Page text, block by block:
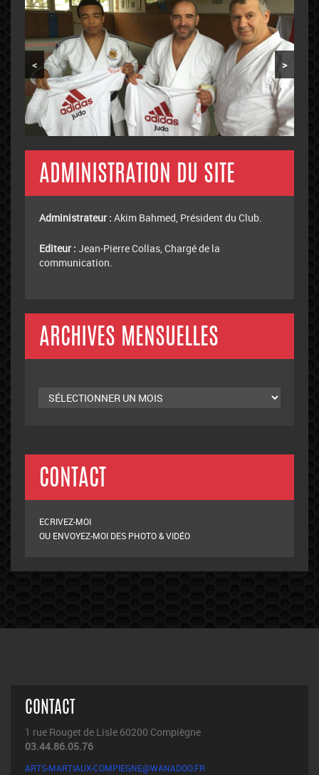
< >
ADMINISTRATION DU SITE
Administrateur : Akim Bahmed, Président du Club.
Editeur : Jean-Pierre Collas, Chargé de la
communication.
ARCHIVES MENSUELLES
CONTACT
ECRIVEZ-MOI
OU ENVOYEZ-MOI DES PHOTO & VIDÉO
CONTACT
1 rue Rouget de Lisle 60200 Compiègne
03.44.86.05.76
ARTS-MARTIAUX-COMPIEGNE@WANADOO.FR